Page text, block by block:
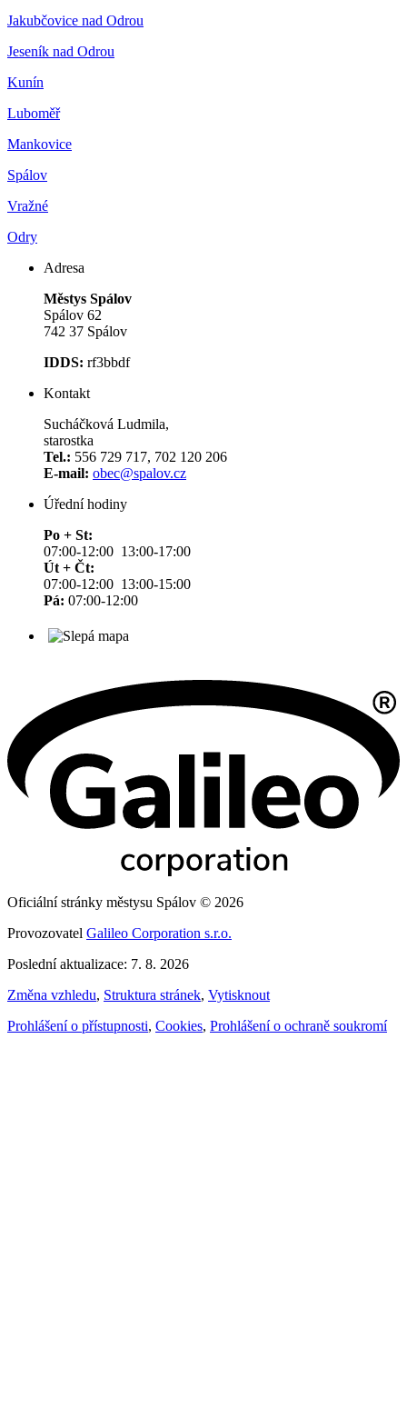
Jakubčovice nad Odrou
Jeseník nad Odrou
Kunín
Luboměř
Mankovice
Spálov
Vražné
Odry
Adresa
Městys Spálov
Spálov 62
742 37 Spálov
IDDS: rf3bbdf
Kontakt
Sucháčková Ludmila,
starostka
Tel.: 556 729 717, 702 120 206
E-mail: obec@spalov.cz
Úřední hodiny
Po + St:
07:00-12:00 13:00-17:00
Út + Čt:
07:00-12:00 13:00-15:00
Pá: 07:00-12:00
Oficiální stránky městysu Spálov © 2026
Provozovatel Galileo Corporation s.r.o.
Poslední aktualizace: 7. 8. 2026
Změna vzhledu, Struktura stránek, Vytisknout
Prohlášení o přístupnosti, Cookies, Prohlášení o ochraně soukromí